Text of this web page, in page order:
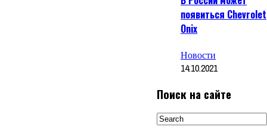
появиться Chevrolet
Onix
Новости
14.10.2021
Поиск на сайте